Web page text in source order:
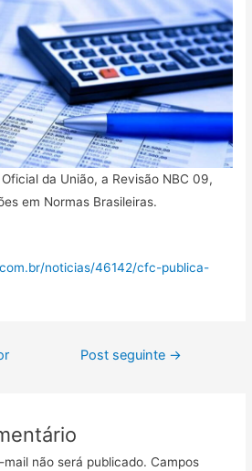
da União, a Revisão NBC 09,
em Normas Brasileiras.
noticias/46142/cfc-publica-
Post seguinte →
não será publicado. Campos